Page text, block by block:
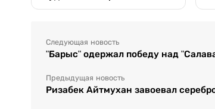
Следующая новость
"Барыс" одержал победу над
Предыдущая новость
Ризабек Айтмухан завоевал